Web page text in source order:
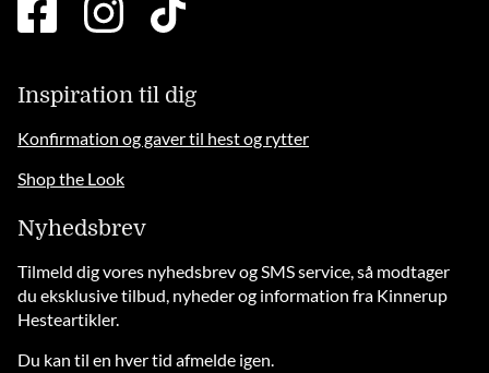
square
Inspiration til dig
Konfirmation og gaver til hest og rytter
Shop the Look
Nyhedsbrev
Tilmeld dig vores nyhedsbrev og SMS service, så modtager
du eksklusive tilbud, nyheder og information fra Kinnerup
Hesteartikler.
Du kan til en hver tid afmelde igen.